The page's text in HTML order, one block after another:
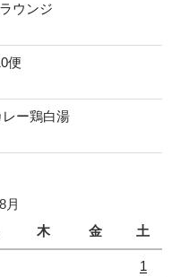
ウンジ
便
ー鶏白湯
月
木 金 土
1